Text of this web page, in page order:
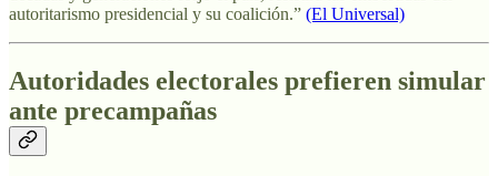
autoritarismo presidencial y su coalición.” (El Universal)
Autoridades electorales prefieren simular
ante precampañas